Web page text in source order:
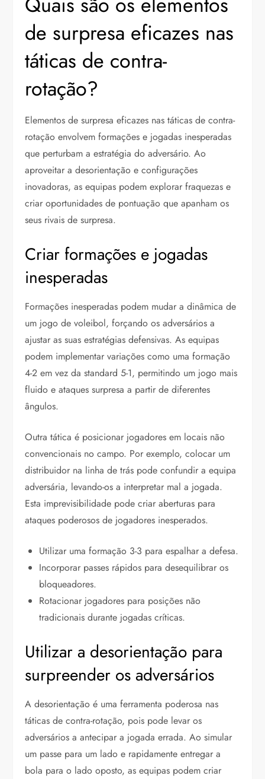
de surpresa eficazes nas
táticas de contra-
rotação?
Elementos de surpresa eficazes nas táticas de contra-
rotação envolvem formações e jogadas inesperadas
que perturbam a estratégia do adversário. Ao
aproveitar a desorientação e configurações
inovadoras, as equipas podem explorar fraquezas e
criar oportunidades de pontuação que apanham os
seus rivais de surpresa.
Criar formações e jogadas
inesperadas
Formações inesperadas podem mudar a dinâmica de
um jogo de voleibol, forçando os adversários a
ajustar as suas estratégias defensivas. As equipas
podem implementar variações como uma formação
4-2 em vez da standard 5-1, permitindo um jogo mais
fluido e ataques surpresa a partir de diferentes
ângulos.
Outra tática é posicionar jogadores em locais não
convencionais no campo. Por exemplo, colocar um
distribuidor na linha de trás pode confundir a equipa
adversária, levando-os a interpretar mal a jogada.
Esta imprevisibilidade pode criar aberturas para
ataques poderosos de jogadores inesperados.
Utilizar uma formação 3-3 para espalhar a defesa.
Incorporar passes rápidos para desequilibrar os
bloqueadores.
Rotacionar jogadores para posições não
tradicionais durante jogadas críticas.
Utilizar a desorientação para
surpreender os adversários
A desorientação é uma ferramenta poderosa nas
táticas de contra-rotação, pois pode levar os
adversários a antecipar a jogada errada. Ao simular
um passe para um lado e rapidamente entregar a
bola para o lado oposto, as equipas podem criar